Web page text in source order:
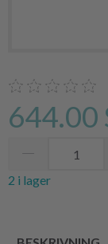
644.00
2 i lager